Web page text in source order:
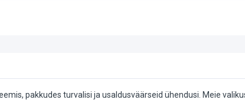
pakkudes turvalisi ja usaldusväärseid ühendusi. Meie